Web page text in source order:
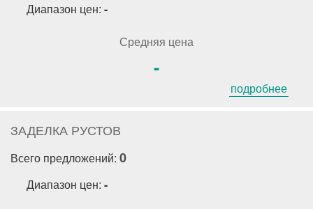
Диапазон цен: -
Средняя цена
-
подробнее
ЗАДЕЛКА РУСТОВ
Всего предложений: 0
Диапазон цен: -